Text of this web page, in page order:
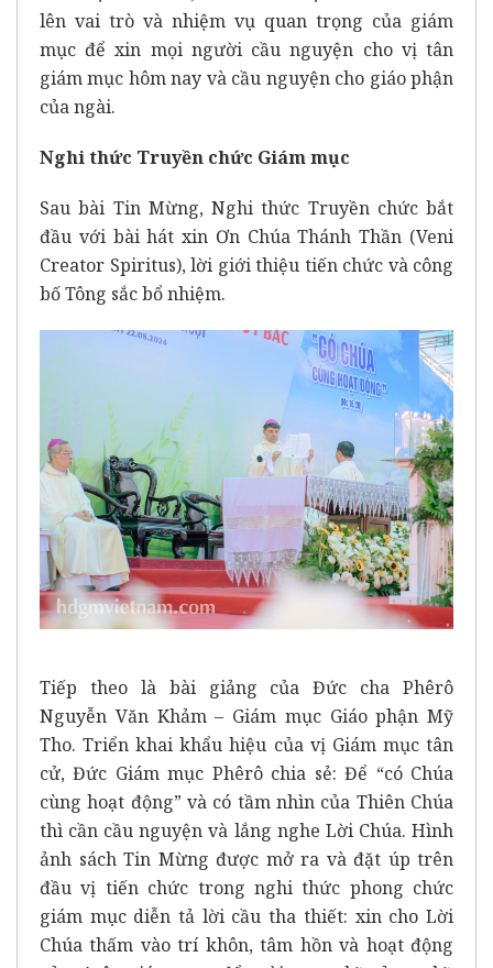
lên vai trò và nhiệm vụ quan trọng của giám
mục để xin mọi người cầu nguyện cho vị tân
giám mục hôm nay và cầu nguyện cho giáo phận
của ngài.
Nghi thức Truyền chức Giám mục
Sau bài Tin Mừng, Nghi thức Truyền chức bắt
đầu với bài hát xin Ơn Chúa Thánh Thần (Veni
Creator Spiritus), lời giới thiệu tiến chức và công
bố Tông sắc bổ nhiệm.
Tiếp theo là bài giảng của Đức cha Phêrô
Nguyễn Văn Khảm – Giám mục Giáo phận Mỹ
Tho. Triển khai khẩu hiệu của vị Giám mục tân
cử, Đức Giám mục Phêrô chia sẻ: Để “có Chúa
cùng hoạt động” và có tầm nhìn của Thiên Chúa
thì cần cầu nguyện và lắng nghe Lời Chúa. Hình
ảnh sách Tin Mừng được mở ra và đặt úp trên
đầu vị tiến chức trong nghi thức phong chức
giám mục diễn tả lời cầu tha thiết: xin cho Lời
Chúa thấm vào trí khôn, tâm hồn và hoạt động